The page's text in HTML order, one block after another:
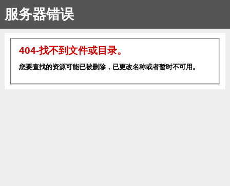
服务器错误
404-找不到文件或目录。
您要查找的资源可能已被删除，已更改名称或者暂时不可用。